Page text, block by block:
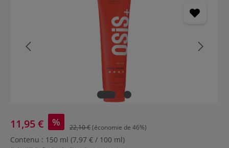
11,95 € % 22,10 €(économie de 46%)
Contenu : 150 ml (7,97 € / 100 ml)